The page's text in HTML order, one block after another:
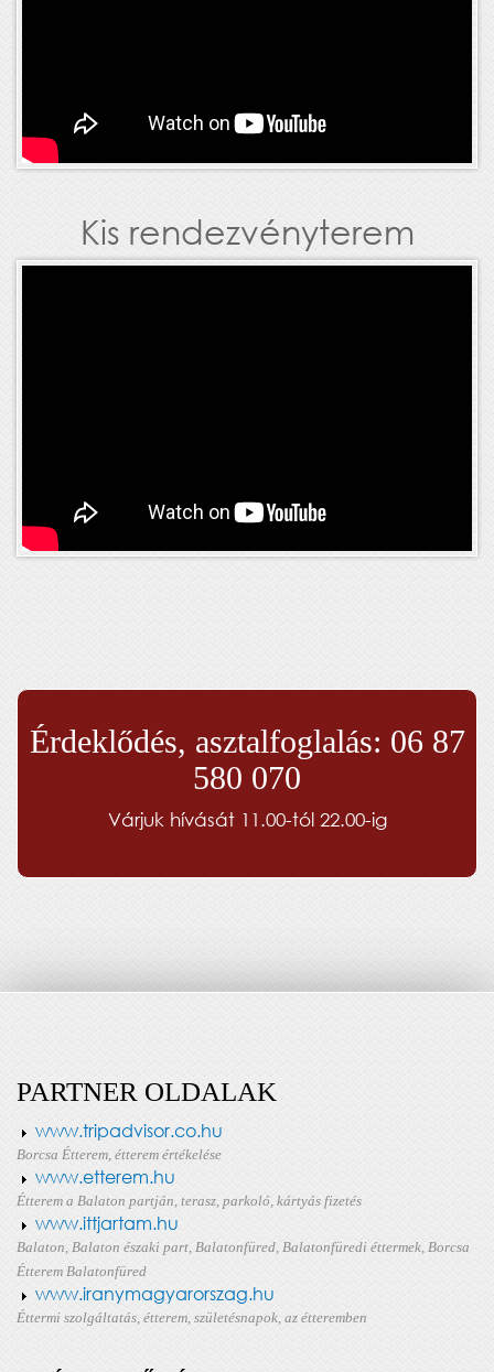
Kis rendezvényterem
Érdeklődés, asztalfoglalás: 06 87
580 070
Várjuk hívását 11.00-tól 22.00-ig
PARTNER OLDALAK
www.tripadvisor.co.hu
Borcsa Étterem, étterem értékelése
www.etterem.hu
Étterem a Balaton partján, terasz, parkoló, kártyás fizetés
www.ittjartam.hu
Balaton, Balaton északi part, Balatonfüred, Balatonfüredi éttermek, Borcsa
Étterem Balatonfüred
www.iranymagyarorszag.hu
Éttermi szolgáltatás, étterem, születésnapok, az étteremben